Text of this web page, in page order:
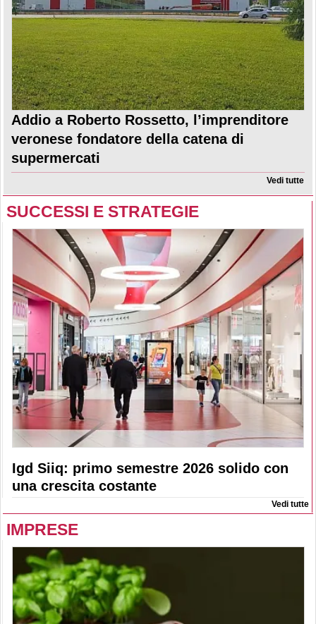
Addio a Roberto Rossetto, l’imprenditore
veronese fondatore della catena di
supermercati
Vedi tutte
SUCCESSI E STRATEGIE
Igd Siiq: primo semestre 2026 solido con
una crescita costante
Vedi tutte
IMPRESE